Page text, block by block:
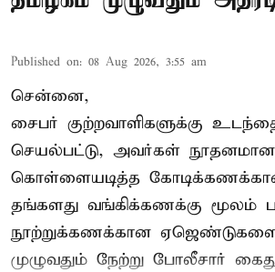
Published on: 08 Aug 2026, 3:55 am
சென்னை,
சைபர் குற்றவாளிகளுக்கு
செயல்பட்டு, அவர்கள் நூதனமான
கொள்ளையடித்த
தங்களது வங்கிக்கணக்கு மூலம்
நூற்றுக்கணக்கான
முழுவதும் நேற்று போலீசார்